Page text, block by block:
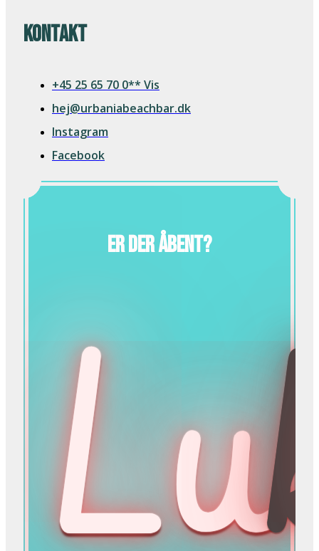
Kontakt
+45 25 65 70 0** Vis
hej@urbaniabeachbar.dk
Instagram
Facebook
Er der åbent?
Lu